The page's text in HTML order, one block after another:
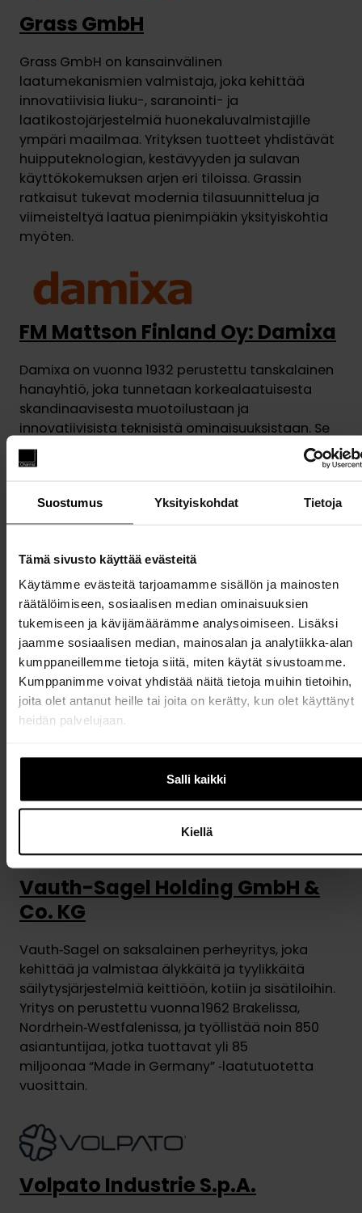
Suostumus Yksityiskohdat Tietoja
Tämä sivusto käyttää evästeitä
Käytämme evästeitä tarjoamamme sisällön ja mainosten
räätälöimiseen, sosiaalisen median ominaisuuksien
tukemiseen ja kävijämäärämme analysoimiseen. Lisäksi
jaamme sosiaalisen median, mainosalan ja analytiikka-alan
kumppaneillemme tietoja siitä, miten käytät sivustoamme.
Kumppanimme voivat yhdistää näitä tietoja muihin tietoihin,
joita olet antanut heille tai joita on kerätty, kun olet käyttänyt
heidän palvelujaan.
Salli kaikki
Kiellä
Grass GmbH
Grass GmbH on kansainvälinen
laatumekanismien valmistaja, joka kehittää
innovatiivisia liuku-, saranointi- ja
laatikostojärjestelmiä huonekaluvalmistajille
ympäri maailmaa. Yrityksen tuotteet yhdistävät
huipputeknologian, kestävyyden ja sulavan
käyttökokemuksen arjen eri tiloissa. Grassin
ratkaisut tukevat modernia tilasuunnittelua ja
viimeisteltyä laatua pienimpiäkin yksityiskohtia
myöten.
FM Mattson Finland Oy: Damixa
Damixa on vuonna 1932 perustettu tanskalainen
hanayhtiö, joka tunnetaan korkealaatuisesta
skandinaavisesta muotoilustaan ja
innovatiivisista teknisistä ominaisuuksistaan. Se
on osa ruotsalaista FM Mattsson Mora Groupia ja
markkinajohtaja Tanskassa sekä arvostettu
Helatukku Finland Oy
Helatukku Finland Oy on Seinäjoella toimiva
suomalainen maahantuontiin ja tukkukauppaan
erikoistunut yritys, jonka päätoimiala on
kalustehelat ja sisustusratkaisut. Yrityksellä on yli
2 500 tuotetta varastossa ja se palvelee muun
muassa keittiöiden ja kalusteiden valmistajia,
Vauth-Sagel Holding GmbH &
Co. KG
Vauth‑Sagel on saksalainen perheyritys, joka
kehittää ja valmistaa älykkäitä ja tyylikkäitä
säilytysjärjestelmiä keittiöön, kotiin ja sisätiloihin.
Yritys on perustettu vuonna 1962 Brakelissa,
Nordrhein‑Westfalenissa, ja työllistää noin 850
asiantuntijaa, jotka tuottavat yli 85
miljoonaa “Made in Germany” ‑laatutuotetta
vuosittain.
Volpato Industrie S.p.A.